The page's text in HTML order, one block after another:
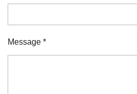
Message *